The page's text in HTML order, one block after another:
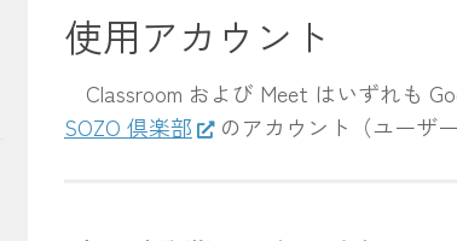
使用アカウント
Classroom および Meet はいずれも
SOZO 倶楽部
のアカウント（ユーザー